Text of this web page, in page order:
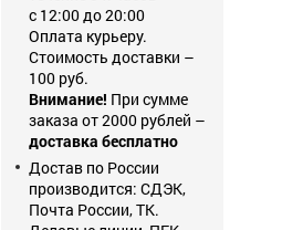
с 12:00 до 20:00
Оплата курьеру.
Стоимость доставки –
100 руб.
Внимание! При сумме
заказа от 2000 рублей –
доставка бесплатно
Достав по России
производится: СДЭК,
Почта России, ТК.